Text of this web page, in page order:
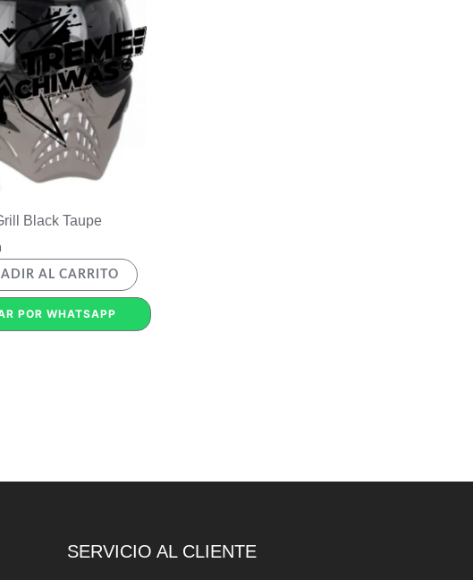
Black Taupe
AL CARRITO
POR WHATSAPP
SERVICIO AL CLIENTE